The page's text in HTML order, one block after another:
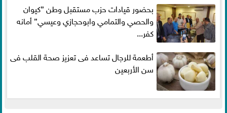
بحضور قيادات حزب مستقبل وطن ”كيوان
والحصي والتمامي وابوحجازي وعيسي” أمانه
كفر...
أطعمة للرجال تساعد فى تعزيز صحة القلب فى
سن الأربعين